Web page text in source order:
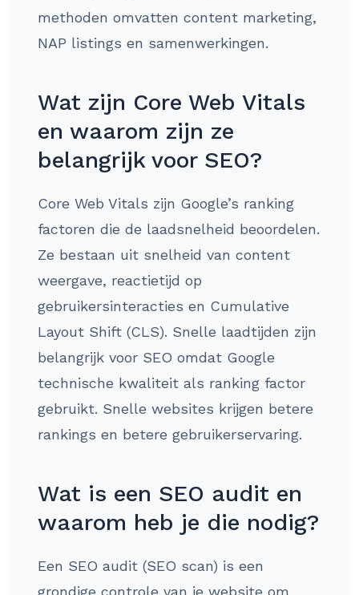
methoden omvatten content marketing,
NAP listings en samenwerkingen.
Wat zijn Core Web Vitals
en waarom zijn ze
belangrijk voor SEO?
Core Web Vitals zijn Google’s ranking
factoren die de laadsnelheid beoordelen.
Ze bestaan uit snelheid van content
weergave, reactietijd op
gebruikersinteracties en Cumulative
Layout Shift (CLS). Snelle laadtijden zijn
belangrijk voor SEO omdat Google
technische kwaliteit als ranking factor
gebruikt. Snelle websites krijgen betere
rankings en betere gebruikerservaring.
Wat is een SEO audit en
waarom heb je die nodig?
Een SEO audit (SEO scan) is een
grondige controle van je website om